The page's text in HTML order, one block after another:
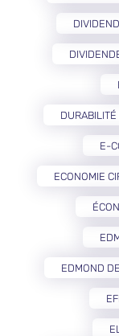
E-
ECONOMIE
EDMOND